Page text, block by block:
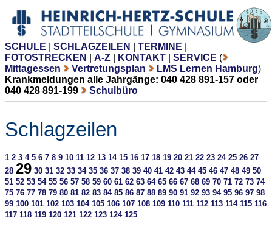
SCHULE SCHLAGZEILEN TERMINE
FOTOSTRECKEN
A-Z KONTAKT SERVICE (
Mittagessen
Vertretungsplan LMS Lernen Hamburg)
Krankmeldungen alle Jahrgänge: 040 428 891-157 oder
040 428 891-199
Schulbüro
Schlagzeilen
1 2 3 4 5 6 7 8 9 10 11 12 13 14 15 16 17 18 19 20 21 22 23 24 25 26 27
28 29 30 31 32 33 34 35 36 37 38 39 40 41 42 43 44 45 46 47 48 49 50
51 52 53 54 55 56 57 58 59 60 61 62 63 64 65 66 67 68 69 70 71 72 73 74
75 76 77 78 79 80 81 82 83 84 85 86 87 88 89 90 91 92 93 94 95 96 97 98
99 100 101 102 103 104 105 106 107 108 109 110 111 112 113 114 115 116
117 118 119 120 121 122 123 124 125